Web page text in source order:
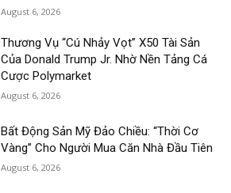
August 6, 2026
Thương Vụ “Cú Nhảy Vọt” X50 Tài Sản
Của Donald Trump Jr. Nhờ Nền Tảng Cá
Cược Polymarket
August 6, 2026
Bất Động Sản Mỹ Đảo Chiều: “Thời Cơ
Vàng” Cho Người Mua Căn Nhà Đầu Tiên
August 6, 2026